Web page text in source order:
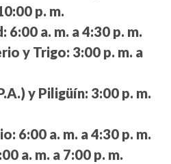
p. m.
6:00 a. m. a 4:30 p. m.
y Trigo: 3:00 p. m. a
y Piligüín: 3:00 p. m.
6:00 a. m. a 4:30 p. m.
a. m. a 7:00 p. m.